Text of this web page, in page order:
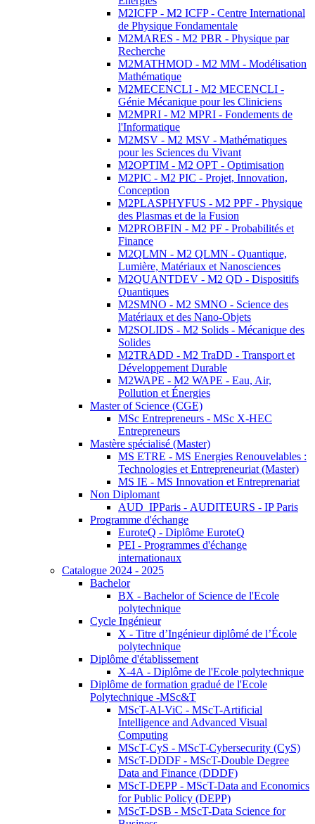
M2ICFP - M2 ICFP - Centre International
de Physique Fondamentale
M2MARES - M2 PBR - Physique par
Recherche
M2MATHMOD - M2 MM - Modélisation
Mathématique
M2MECENCLI - M2 MECENCLI -
Génie Mécanique pour les Cliniciens
M2MPRI - M2 MPRI - Fondements de
l'Informatique
M2MSV - M2 MSV - Mathématiques
pour les Sciences du Vivant
M2OPTIM - M2 OPT - Optimisation
M2PIC - M2 PIC - Projet, Innovation,
Conception
M2PLASPHYFUS - M2 PPF - Physique
des Plasmas et de la Fusion
M2PROBFIN - M2 PF - Probabilités et
Finance
M2QLMN - M2 QLMN - Quantique,
Lumière, Matériaux et Nanosciences
M2QUANTDEV - M2 QD - Dispositifs
Quantiques
M2SMNO - M2 SMNO - Science des
Matériaux et des Nano-Objets
M2SOLIDS - M2 Solids - Mécanique des
Solides
M2TRADD - M2 TraDD - Transport et
Développement Durable
M2WAPE - M2 WAPE - Eau, Air,
Pollution et Énergies
Master of Science (CGE)
MSc Entrepreneurs - MSc X-HEC
Entrepreneurs
Mastère spécialisé (Master)
MS ETRE - MS Energies Renouvelables :
Technologies et Entrepreneuriat (Master)
MS IE - MS Innovation et Entreprenariat
Non Diplomant
AUD_IPParis - AUDITEURS - IP Paris
Programme d'échange
EuroteQ - Diplôme EuroteQ
PEI - Programmes d'échange
internationaux
Catalogue 2024 - 2025
Bachelor
BX - Bachelor of Science de l'Ecole
polytechnique
Cycle Ingénieur
X - Titre d’Ingénieur diplômé de l’École
polytechnique
Diplôme d'établissement
X-4A - Diplôme de l'Ecole polytechnique
Diplôme de formation gradué de l'Ecole
Polytechnique -MSc&T
MScT-AI-ViC - MScT-Artificial
Intelligence and Advanced Visual
Computing
MScT-CyS - MScT-Cybersecurity (CyS)
MScT-DDDF - MScT-Double Degree
Data and Finance (DDDF)
MScT-DEPP - MScT-Data and Economics
for Public Policy (DEPP)
MScT-DSB - MScT-Data Science for